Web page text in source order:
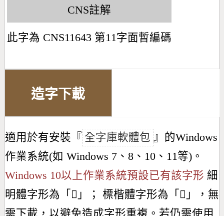
CNS註解
此字為 CNS11643 第11字面暫編碼
造字下載
適用於有安裝『 全字庫軟體包 』的Windows
作業系統(如 Windows 7、8、10、11等)。
Windows 10以上作業系統預設已有該字形 細
明體字形為「 𫍙 」； 標楷體字形為「 𫍙 」，無